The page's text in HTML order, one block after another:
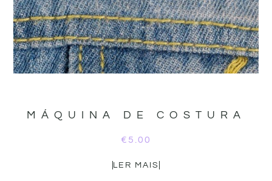
MÁQUINA DE COSTURA
€ 5.00
LER MAIS